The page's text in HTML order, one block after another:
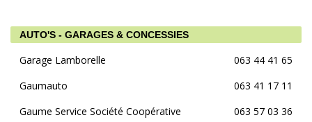
AUTO'S - GARAGES & CONCESSIES
Garage Lamborelle
063 44 41 65
Gaumauto
063 41 17 11
Gaume Service Société Coopérative
063 57 03 36